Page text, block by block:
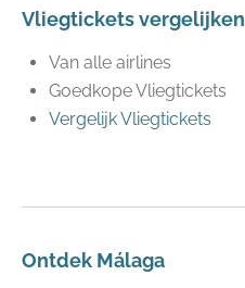
Vliegtickets vergelijken
Van alle airlines
Goedkope Vliegtickets
Vergelijk Vliegtickets
Ontdek Málaga